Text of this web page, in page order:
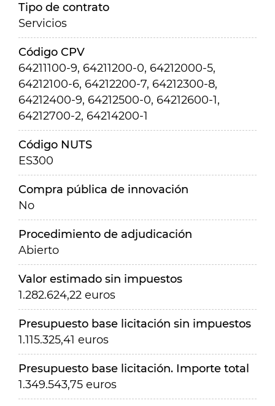
Tipo de contrato
Servicios
Código CPV
64211100-9, 64211200-0, 64212000-5,
64212100-6, 64212200-7, 64212300-8,
64212400-9, 64212500-0, 64212600-1,
64212700-2, 64214200-1
Código NUTS
ES300
Compra pública de innovación
No
Procedimiento de adjudicación
Abierto
Valor estimado sin impuestos
1.282.624,22 euros
Presupuesto base licitación sin impuestos
1.115.325,41 euros
Presupuesto base licitación. Importe total
1.349.543,75 euros